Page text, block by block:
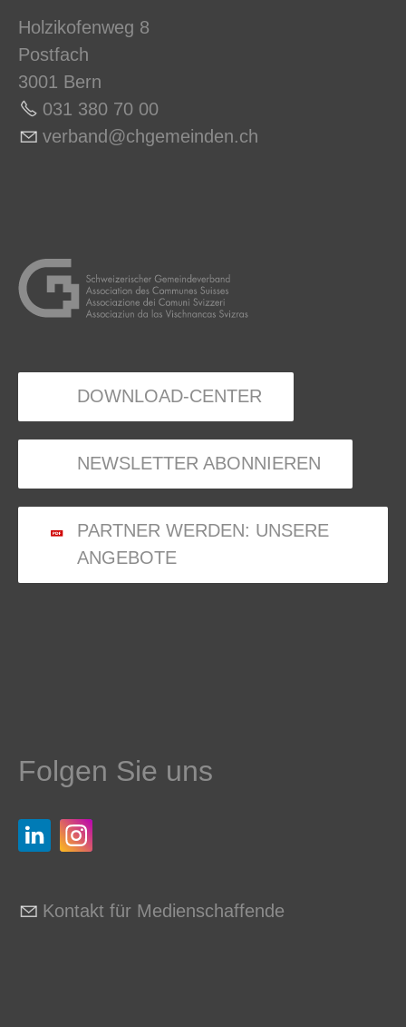
Holzikofenweg 8
Postfach
3001 Bern
031 380 70 00
v rb nd chg m nd n ch
DOWNLOAD-CENTER
NEWSLETTER ABONNIEREN
PARTNER WERDEN: UNSERE
ANGEBOTE
Folgen Sie uns
Kontakt für Medienschaffende